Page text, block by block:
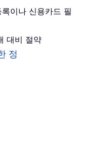
이나 신용카드 필
대비 절약
정